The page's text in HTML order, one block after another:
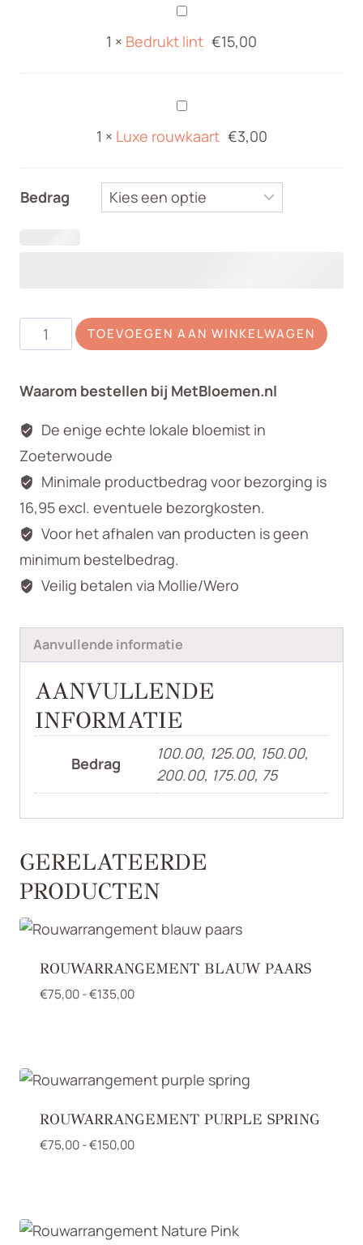
Bedrukt
lint
1 × Bedrukt lint €15,00
Luxe
rouwkaart
1 × Luxe rouwkaart €3,00
Bedrag
Rouwbiedermeier
Veldachtig
paars
lila
aantal
TOEVOEGEN AAN WINKELWAGEN
Waarom bestellen bij MetBloemen.nl
De enige echte lokale bloemist in
Zoeterwoude
Minimale productbedrag voor bezorging is
16,95 excl. eventuele bezorgkosten.
Voor het afhalen van producten is geen
minimum bestelbedrag.
Veilig betalen via Mollie/Wero
Aanvullende informatie
AANVULLENDE
INFORMATIE
Bedrag
100.00, 125.00, 150.00,
200.00, 175.00, 75
GERELATEERDE
PRODUCTEN
ROUWARRANGEMENT BLAUW PAARS
€75,00-€135,00Prijsklasse:
ROUWARRANGEMENT PURPLE SPRING
€75,00-€150,00Prijsklasse: